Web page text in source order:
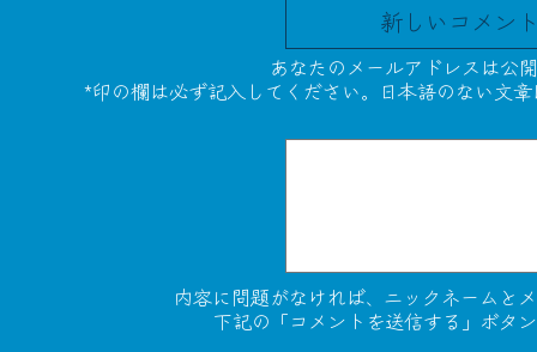
新しいコメン
あなたのメールアドレスは公
*印の欄は必ず記入してください。日本語のない文
内容に問題がなければ、ニックネームと
下記の「コメントを送信する」ボタ